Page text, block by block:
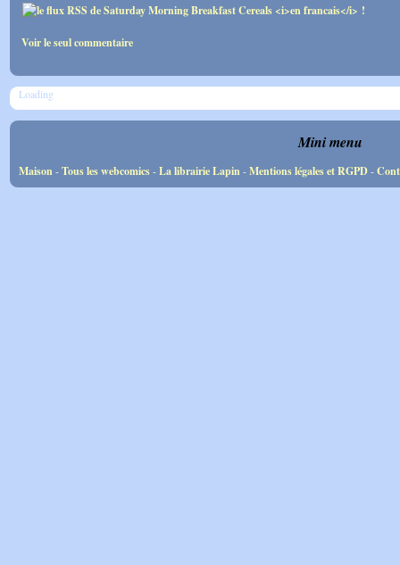
Voir le seul commentaire
Loading
Mini menu
Maison-Tous les webcomics-La librairie Lapin-Mentions légales et RGPD-